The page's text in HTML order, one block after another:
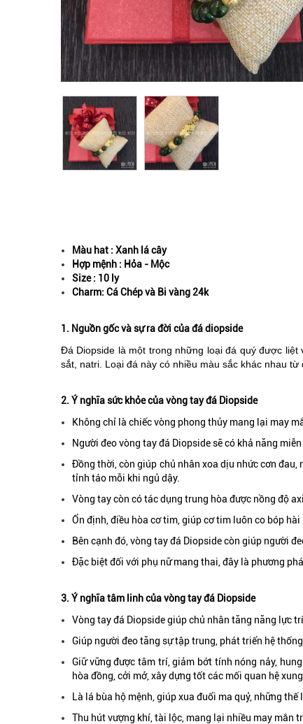
Màu hat : Xanh lá cây
Hợp mệnh : Hỏa - Mộc
Size : 10 ly
Charm: Cá Chép và Bi vàng 24k
1. Nguồn gốc và sự ra đời của đá diopside
Đá Diopside là một trong những loại đá quý được
sắt, natri. Loại đá này có nhiều màu sắc khác nhau
2. Ý nghĩa sức khỏe của vòng tay đá Diopside
Không chỉ là chiếc vòng phong thủy mang lại may
Người đeo vòng tay đá Diopside sẽ có khả năng
Đồng thời, còn giúp chủ nhân xoa dịu nhức cơn đau,
tỉnh táo mỗi khi ngủ dậy.
Vòng tay còn có tác dụng trung hòa được nồng độ
Ổn định, điều hòa cơ tim, giúp cơ tim luôn co bóp
Bên cạnh đó, vòng tay đá Diopside còn giúp người
Đặc biệt đối với phụ nữ mang thai, đây là phương
3. Ý nghĩa tâm linh của vòng tay đá Diopside
Vòng tay đá Diopside giúp chủ nhân tăng năng lực
Giúp người đeo tăng sự tập trung, phát triển hệ
Giữ vững được tâm trí, giảm bớt tính nóng nảy,
hòa đồng, cởi mở, xây dựng tốt các mối quan hệ
Là lá bùa hộ mệnh, giúp xua đuổi ma quỷ, những
Thu hút vượng khí, tài lộc, mang lại nhiều may mắn